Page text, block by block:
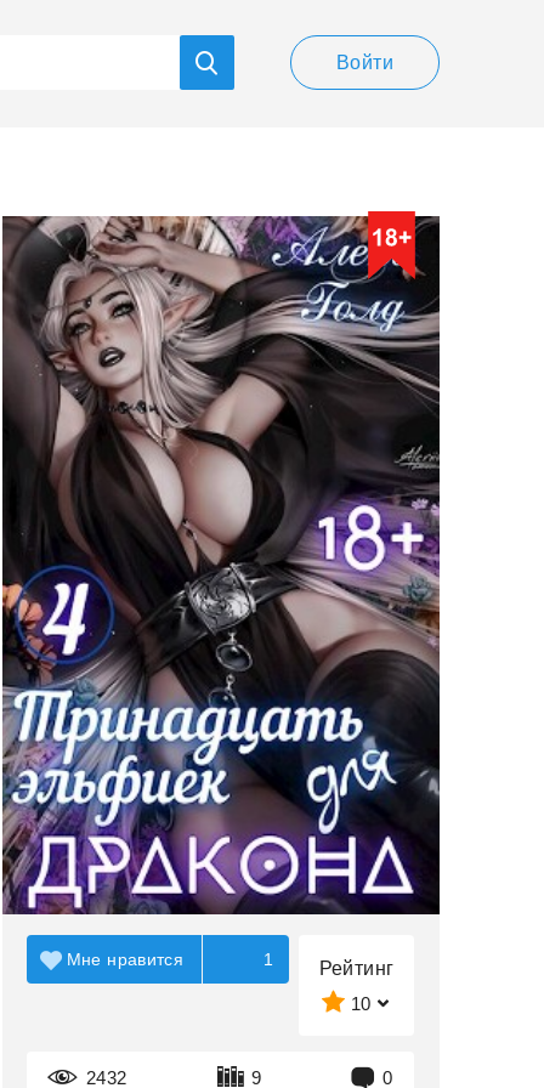
Войти
Рейтинг
10
2432 9 0
Мне нравится 1